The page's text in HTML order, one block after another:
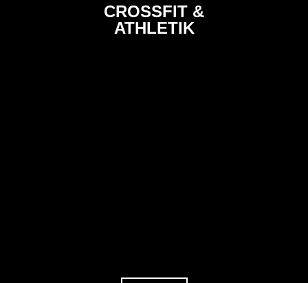
CROSSFIT &
ATHLETIK